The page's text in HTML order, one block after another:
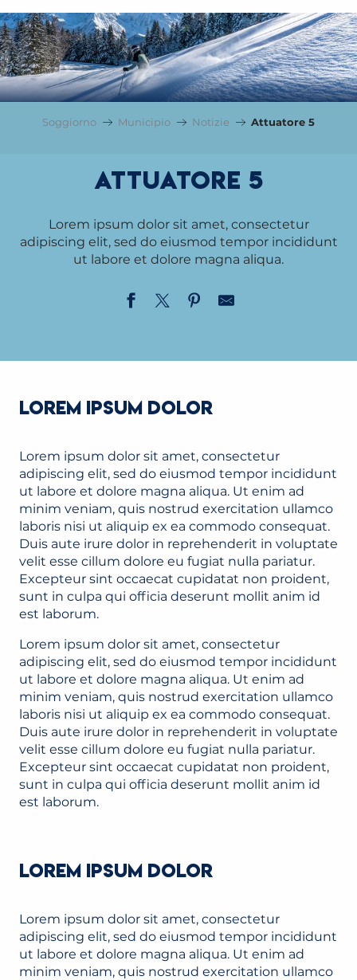
Soggiorno Municipio Notizie Attuatore 5
Attuatore 5
Lorem ipsum dolor sit amet, consectetur
adipiscing elit, sed do eiusmod tempor incididunt
ut labore et dolore magna aliqua.
LOREM IPSUM DOLOR
Lorem ipsum dolor sit amet, consectetur
adipiscing elit, sed do eiusmod tempor incididunt
ut labore et dolore magna aliqua. Ut enim ad
minim veniam, quis nostrud exercitation ullamco
laboris nisi ut aliquip ex ea commodo consequat.
Duis aute irure dolor in reprehenderit in voluptate
velit esse cillum dolore eu fugiat nulla pariatur.
Excepteur sint occaecat cupidatat non proident,
sunt in culpa qui officia deserunt mollit anim id
est laborum.
Lorem ipsum dolor sit amet, consectetur
adipiscing elit, sed do eiusmod tempor incididunt
ut labore et dolore magna aliqua. Ut enim ad
minim veniam, quis nostrud exercitation ullamco
laboris nisi ut aliquip ex ea commodo consequat.
Duis aute irure dolor in reprehenderit in voluptate
velit esse cillum dolore eu fugiat nulla pariatur.
Excepteur sint occaecat cupidatat non proident,
sunt in culpa qui officia deserunt mollit anim id
est laborum.
LOREM IPSUM DOLOR
Lorem ipsum dolor sit amet, consectetur
adipiscing elit, sed do eiusmod tempor incididunt
ut labore et dolore magna aliqua. Ut enim ad
minim veniam, quis nostrud exercitation ullamco